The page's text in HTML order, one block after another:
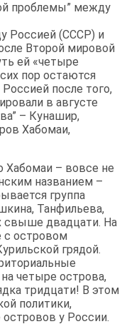
проблемы” между
Россией (СССР) и
Второй мировой
ей «четыре
пор остаются
после того,
в августе
– Кунашир,
Хабомаи,
Хабомаи – вовсе не
названием –
группа
Танфильева,
свыше двадцати. На
с островом
грядой.
четыре острова,
тридцати! В этом
политики,
у России.